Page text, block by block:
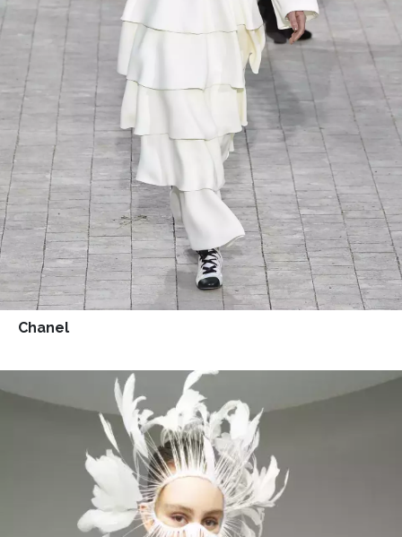
Chanel